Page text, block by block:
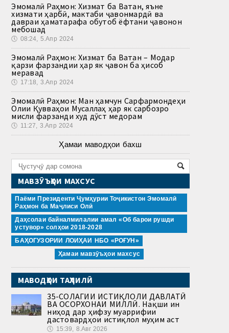
Эмомалӣ Раҳмон: Хизмат ба Ватан, яъне
хизмати ҳарбӣ, мактаби ҷавонмардӣ ва
давраи ҳаматарафа обутоб ёфтани ҷавонон
мебошад
🕔 08:24, 5.Апр 2024
Эмомалӣ Раҳмон: Хизмат ба Ватан – Модар
қарзи фарзандии ҳар як ҷавон ба ҳисоб
меравад
🕔 17:18, 3.Апр 2024
Эмомалӣ Раҳмон: Ман ҳамчун Сарфармондеҳи
Олии Қувваҳои Мусаллаҳ ҳар як сарбозро
мисли фарзанди худ дӯст медорам
🕔 11:27, 3.Апр 2024
Ҳамаи маводҳои бахш
МАВЗӮЪҲОИ МАХСУС
Паёми Президенти Ҷумҳурии Тоҷикистон Эмомалӣ
Раҳмон ба Маҷлиси Олӣ
Даҳсолаи байналмилалии амал «Об барои рушди
устувор» солҳои 2018-2028
БАҲОГУЗОРИИ ЛОИҲАИ НБО «РОҒУН»
Ҳамаи мавзӯъҳои махсус
МАВОДҲОИ ТАҲЛИЛӢ
35-СОЛАГИИ ИСТИҚЛОЛИ ДАВЛАТӢ
ВА ОСОРХОНАИ МИЛЛӢ. Нақши ин
ниҳод дар ҳифзу муаррифии
дастовардҳои истиқлол муҳим аст
🕔 15:39, 8.Авг 2026